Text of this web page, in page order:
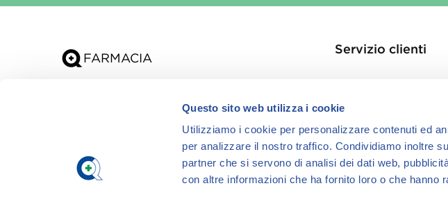
Questo sito web utilizza i cookie
Utilizziamo i cookie per personalizzare contenuti ed
per analizzare il nostro traffico. Condividiamo inoltre
partner che si servono di analisi dei dati web,
con altre informazioni che ha fornito loro o che hanno
Servizio clienti